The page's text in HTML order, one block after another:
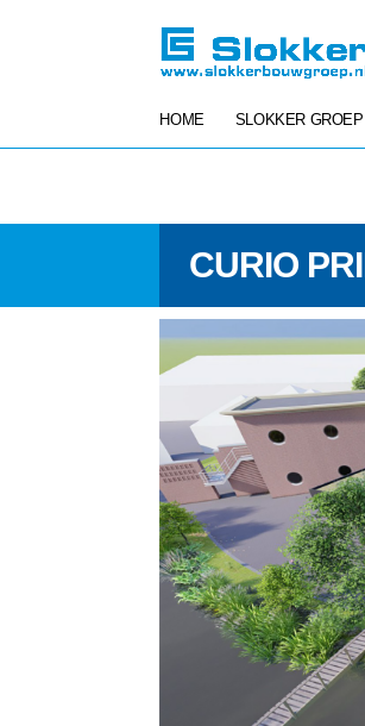
HOME SLOKKER GROEP
CURIO